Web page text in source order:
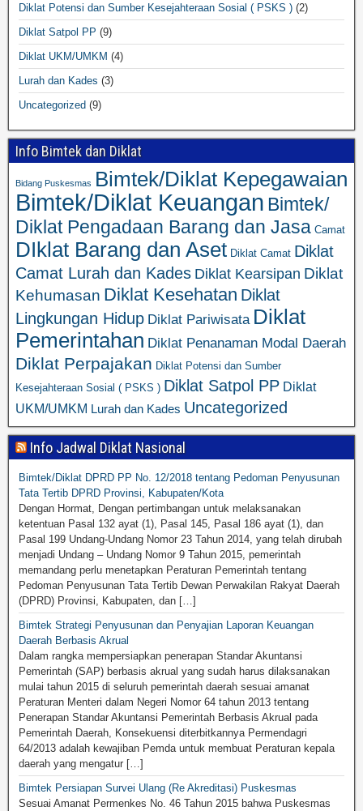
Diklat Potensi dan Sumber Kesejahteraan Sosial ( PSKS ) (2)
Diklat Satpol PP (9)
Diklat UKM/UMKM (4)
Lurah dan Kades (3)
Uncategorized (9)
Info Bimtek dan Diklat
Bidang Puskesmas Bimtek/Diklat Kepegawaian
Bimtek/Diklat Keuangan Bimtek/
Diklat Pengadaan Barang dan Jasa Camat
DIklat Barang dan Aset Diklat Camat Diklat
Camat Lurah dan Kades Diklat Kearsipan Diklat
Kehumasan Diklat Kesehatan Diklat
Lingkungan Hidup Diklat Pariwisata Diklat
Pemerintahan Diklat Penanaman Modal Daerah
Diklat Perpajakan Diklat Potensi dan Sumber
Kesejahteraan Sosial ( PSKS ) Diklat Satpol PP Diklat
UKM/UMKM Lurah dan Kades Uncategorized
Info Jadwal Diklat Nasional
Bimtek/Diklat DPRD PP No. 12/2018 tentang Pedoman Penyusunan
Tata Tertib DPRD Provinsi, Kabupaten/Kota
Dengan Hormat, Dengan pertimbangan untuk melaksanakan
ketentuan Pasal 132 ayat (1), Pasal 145, Pasal 186 ayat (1), dan
Pasal 199 Undang-Undang Nomor 23 Tahun 2014, yang telah dirubah
menjadi Undang – Undang Nomor 9 Tahun 2015, pemerintah
memandang perlu menetapkan Peraturan Pemerintah tentang
Pedoman Penyusunan Tata Tertib Dewan Perwakilan Rakyat Daerah
(DPRD) Provinsi, Kabupaten, dan […]
Bimtek Strategi Penyusunan dan Penyajian Laporan Keuangan
Daerah Berbasis Akrual
Dalam rangka mempersiapkan penerapan Standar Akuntansi
Pemerintah (SAP) berbasis akrual yang sudah harus dilaksanakan
mulai tahun 2015 di seluruh pemerintah daerah sesuai amanat
Peraturan Menteri dalam Negeri Nomor 64 tahun 2013 tentang
Penerapan Standar Akuntansi Pemerintah Berbasis Akrual pada
Pemerintah Daerah, Konsekuensi diterbitkannya Permendagri
64/2013 adalah kewajiban Pemda untuk membuat Peraturan kepala
daerah yang mengatur […]
Bimtek Persiapan Survei Ulang (Re Akreditasi) Puskesmas
Sesuai Amanat Permenkes No. 46 Tahun 2015 bahwa Puskesmas